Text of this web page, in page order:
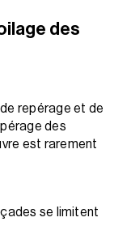
des
repérage et de
des
est rarement
se limitent